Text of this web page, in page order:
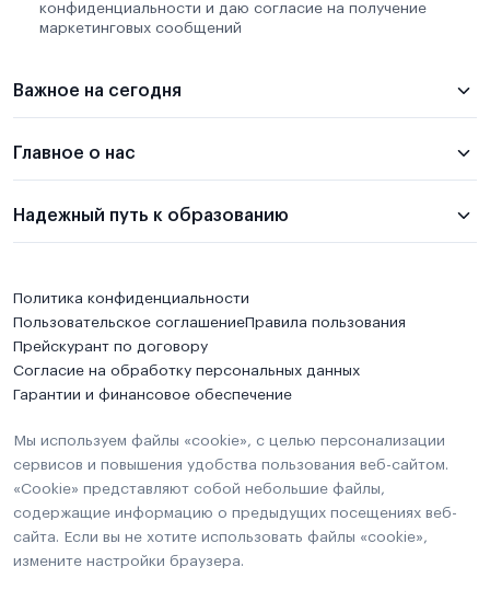
конфиденциальности и даю согласие на получение
маркетинговых сообщений
Важное на сегодня
Главное о нас
Надежный путь к образованию
Политика конфиденциальности
Пользовательское соглашениеПравила пользования
Прейскурант по договору
Согласие на обработку персональных данных
Гарантии и финансовое обеспечение
Мы используем файлы «cookie», с целью персонализации
сервисов и повышения удобства пользования веб-сайтом.
«Cookie» представляют собой небольшие файлы,
содержащие информацию о предыдущих посещениях веб-
сайта. Если вы не хотите использовать файлы «cookie»,
измените настройки браузера.